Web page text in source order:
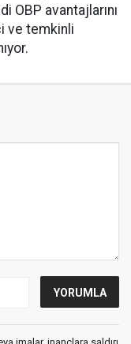
OBP avantajlarını
ve temkinli